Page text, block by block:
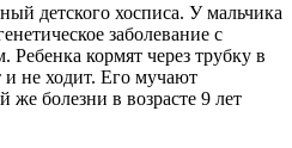
детского хосписа. У мальчика
заболевание с
кормят через трубку в
не ходит. Его мучают
болезни в возрасте 9 лет